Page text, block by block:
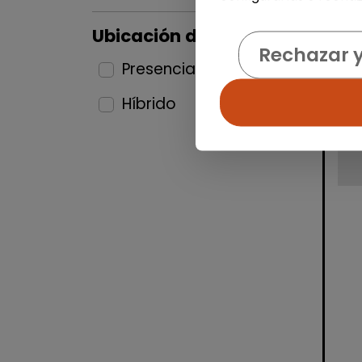
Ubicación del puesto
Presencial
Híbrido
Rechazar